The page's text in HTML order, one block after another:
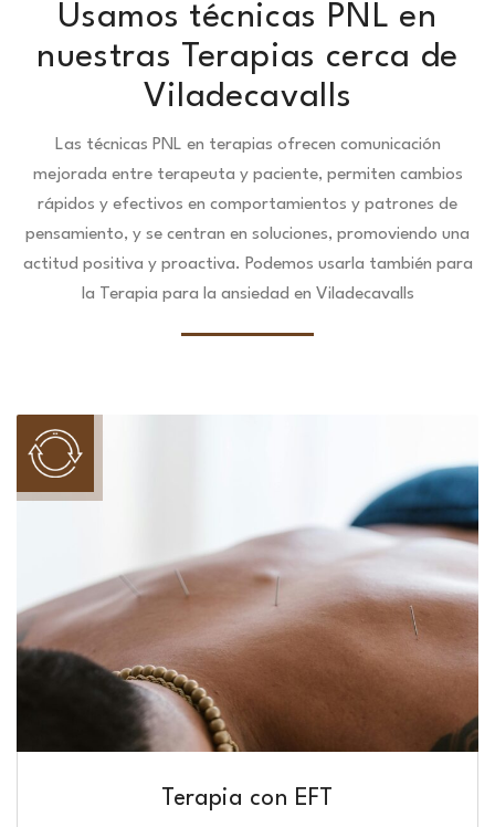
Usamos técnicas PNL en
nuestras Terapias cerca de
Viladecavalls
Las técnicas PNL en terapias ofrecen comunicación
mejorada entre terapeuta y paciente, permiten cambios
rápidos y efectivos en comportamientos y patrones de
pensamiento, y se centran en soluciones, promoviendo una
actitud positiva y proactiva. Podemos usarla también para
la Terapia para la ansiedad en Viladecavalls
Terapia con EFT